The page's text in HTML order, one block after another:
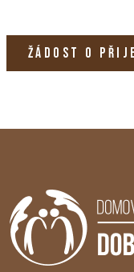
ŽÁDOST O